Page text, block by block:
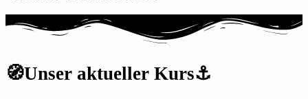
🧭Unser aktueller Kurs⚓